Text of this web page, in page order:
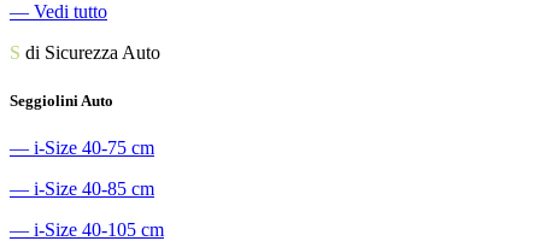
― Vedi tutto
S di Sicurezza Auto
Seggiolini Auto
― i-Size 40-75 cm
― i-Size 40-85 cm
― i-Size 40-105 cm